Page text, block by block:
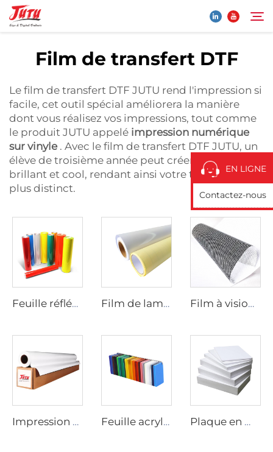
Produits
À Propos De Nous
Application
Contactez-Nous
Rechercher
EN LIGNE
Contactez-nous
Film de transfert DTF
Le film de transfert DTF JUTU rend l'impression si
facile, cet outil spécial améliorera la manière
dont vous réalisez vos impressions, tout comme
le produit JUTU appelé impression numérique
sur vinyle . Avec le film de transfert DTF JUTU, un
élève de troisième année peut créer ce design
brillant et cool, rendant ainsi votre travail encore
plus distinct.
Feuille réfléchissante Film de laminage Film à vision unique
Impression numérique sur vinyle Feuille acrylique Plaque en mousse de PVC